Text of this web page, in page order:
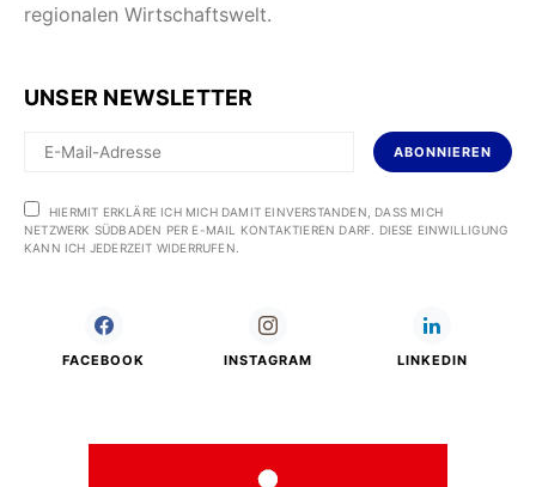
regionalen Wirtschaftswelt.
UNSER NEWSLETTER
ABONNIEREN
HIERMIT ERKLÄRE ICH MICH DAMIT EINVERSTANDEN, DASS MICH
NETZWERK SÜDBADEN PER E-MAIL KONTAKTIEREN DARF. DIESE EINWILLIGUNG
KANN ICH JEDERZEIT WIDERRUFEN.
FACEBOOK INSTAGRAM LINKEDIN